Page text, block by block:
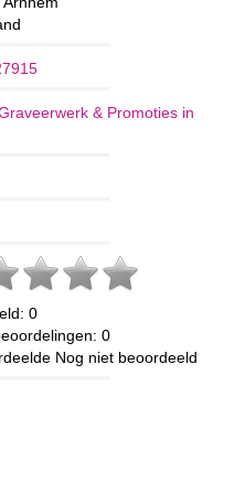
& Promoties in
0
0
Nog niet beoordeeld